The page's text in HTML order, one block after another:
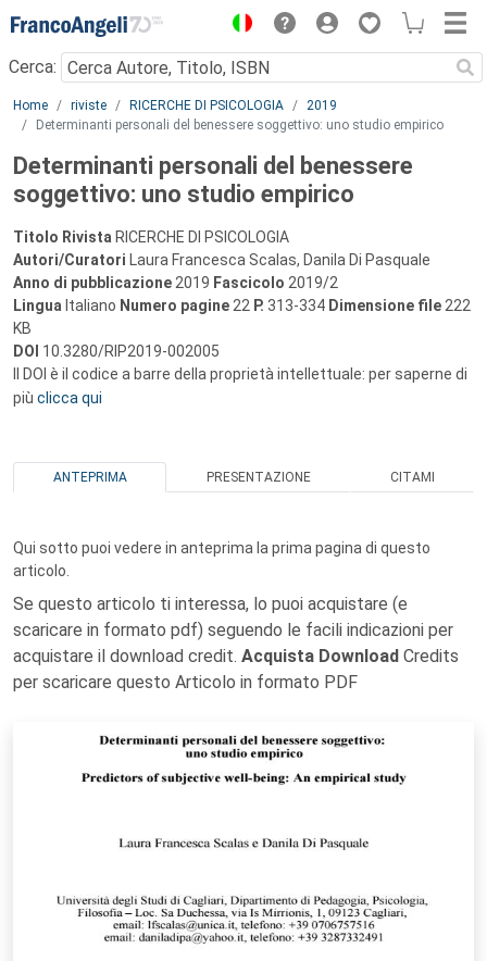
Menu
Cerca:
Main content
Home riviste RICERCHE DI PSICOLOGIA
2019
Determinanti personali del benessere soggettivo: uno studio empirico
Determinanti personali del benessere
soggettivo: uno studio empirico
Titolo Rivista RICERCHE DI PSICOLOGIA
Autori/Curatori Laura Francesca Scalas, Danila Di Pasquale
Anno di pubblicazione 2019 Fascicolo 2019/2
Lingua Italiano Numero pagine 22 P. 313-334 Dimensione file 222
KB
DOI 10.3280/RIP2019-002005
Il DOI è il codice a barre della proprietà intellettuale: per saperne di
più clicca qui
ANTEPRIMA PRESENTAZIONE CITAMI
Qui sotto puoi vedere in anteprima la prima pagina di questo
articolo.
Se questo articolo ti interessa, lo puoi acquistare (e
scaricare in formato pdf) seguendo le facili indicazioni per
acquistare il download credit. Acquista Download Credits
per scaricare questo Articolo in formato PDF